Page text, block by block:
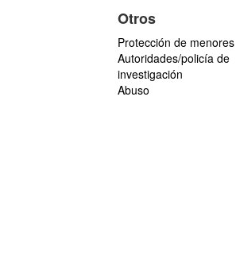
Otros
Protección de menores
Autoridades/policía de
investigación
Abuso